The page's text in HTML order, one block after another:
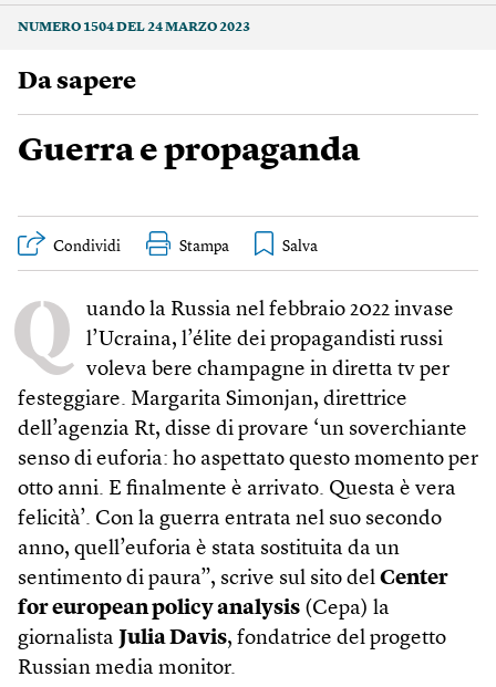
NUMERO 1504 DEL 24 MARZO 2023
Da sapere
Guerra e propaganda
Condividi Stampa
Q uando la Russia nel febbraio 2022 invase
l’Ucraina, l’élite dei propagandisti russi
voleva bere champagne in diretta tv per
festeggiare. Margarita Simonjan, direttrice
dell’agenzia Rt, disse di provare ‘un soverchiante
senso di euforia: ho aspettato questo momento per
otto anni. E finalmente è arrivato. Questa è vera
felicità’. Con la guerra entrata nel suo secondo
anno, quell’euforia è stata sostituita da un
sentimento di paura”, scrive sul sito del Center
for european policy analysis (Cepa) la
giornalista Julia Davis, fondatrice del progetto
Russian media monitor.